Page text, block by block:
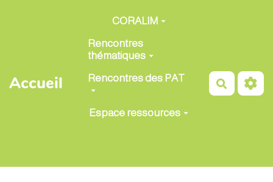
Aller au contenu principal
Accueil
CORALIM
Rencontres
thématiques
Rencontres des PAT
Espace ressources